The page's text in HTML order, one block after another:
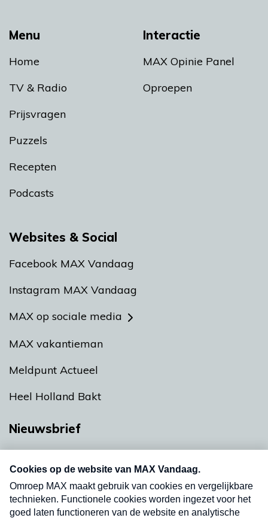
Menu
Home
TV & Radio
Prijsvragen
Puzzels
Recepten
Podcasts
Interactie
MAX Opinie Panel
Oproepen
Websites & Social
Facebook MAX Vandaag
Instagram MAX Vandaag
MAX op sociale media
MAX vakantieman
Meldpunt Actueel
Heel Holland Bakt
Nieuwsbrief
nieuwsbrief. Elke vrijdag- en dinsdagochtend in
uw mailbox.
Verzend